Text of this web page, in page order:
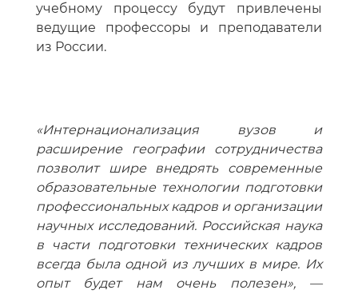
учебному процессу будут привлечены
ведущие профессоры и преподаватели
из России.
«Интернационализация вузов и
расширение географии сотрудничества
позволит шире внедрять современные
образовательные технологии подготовки
профессиональных кадров и организации
научных исследований. Российская наука
в части подготовки технических кадров
всегда была одной из лучших в мире. Их
опыт будет нам очень полезен», —